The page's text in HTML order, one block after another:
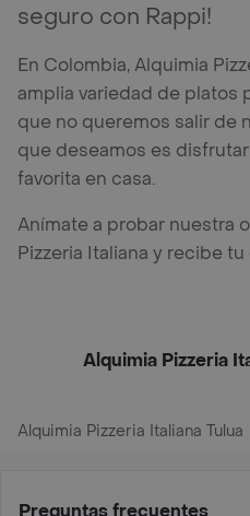
seguro con Rappi!
En Colombia, Alquimia
amplia variedad de platos
que no queremos salir de
que deseamos es
favorita en casa.
Anímate a probar nuestra
Pizzeria Italiana y recibe
Alquimia Pizzeria
Alquimia Pizzeria Italiana Tulua
Preguntas frecuentes